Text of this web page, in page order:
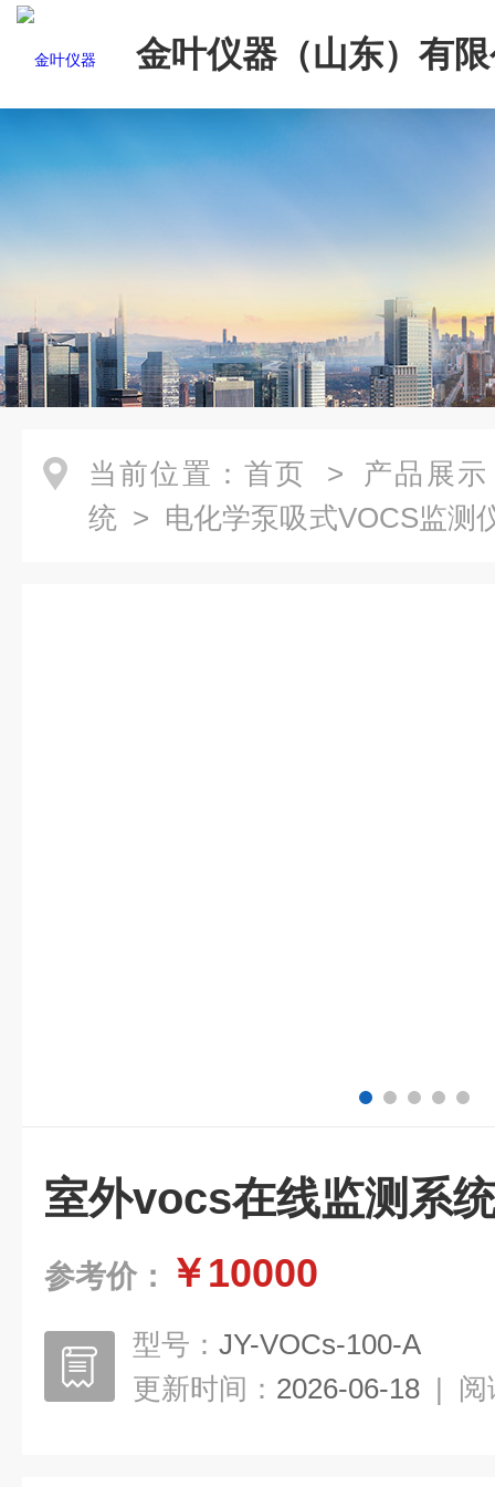
金叶仪器（山东）有
当前位置： 首页 > 产品展示
统 > 电化学泵吸式VOCS监测
室外vocs在线监测系
参考价： ￥10000
型号： JY-VOCs-100-A
更新时间： 2026-06-18 | 阅